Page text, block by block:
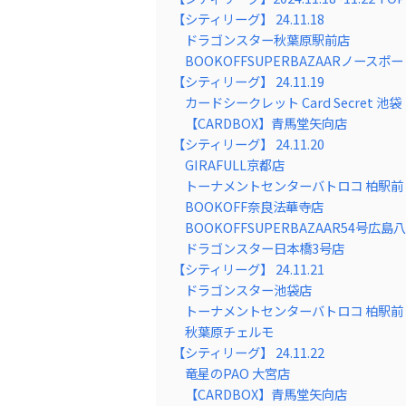
【シティリーグ】 24.11.18
ドラゴンスター秋葉原駅前店
BOOKOFFSUPERBAZAARノースポ
【シティリーグ】 24.11.19
カードシークレット Card Secret 池袋
【CARDBOX】青馬堂矢向店
【シティリーグ】 24.11.20
GIRAFULL京都店
トーナメントセンターバトロコ 柏駅前
BOOKOFF奈良法華寺店
BOOKOFFSUPERBAZAAR54号広島
ドラゴンスター日本橋3号店
【シティリーグ】 24.11.21
ドラゴンスター池袋店
トーナメントセンターバトロコ 柏駅前
秋葉原チェルモ
【シティリーグ】 24.11.22
竜星のPAO 大宮店
【CARDBOX】青馬堂矢向店